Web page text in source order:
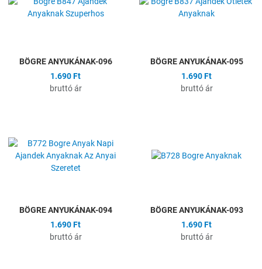
Összehasonlítás
BÖGRE ANYUKÁNAK-096
1.690 Ft
bruttó ár
BÖGRE ANYUKÁNAK-095
1.690 Ft
bruttó ár
Összehasonlítás
BÖGRE ANYUKÁNAK-094
1.690 Ft
bruttó ár
BÖGRE ANYUKÁNAK-093
1.690 Ft
bruttó ár